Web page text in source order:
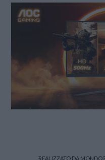
REALIZZATO DA